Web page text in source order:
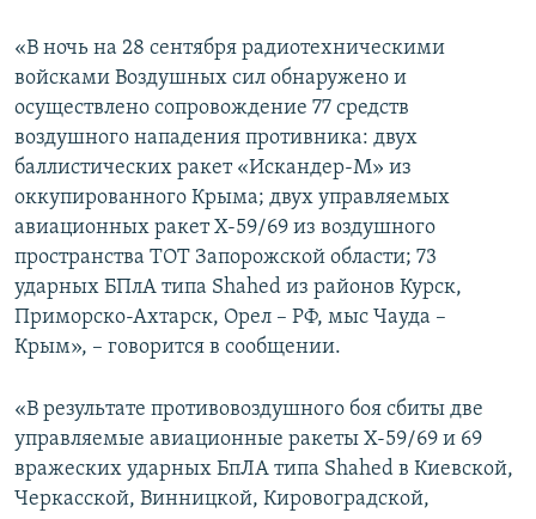
«В ночь на 28 сентября радиотехническими
войсками Воздушных сил обнаружено и
осуществлено сопровождение 77 средств
воздушного нападения противника: двух
баллистических ракет «Искандер-М» из
оккупированного Крыма; двух управляемых
авиационных ракет Х-59/69 из воздушного
пространства ТОТ Запорожской области; 73
ударных БПлА типа Shahed из районов Курск,
Приморско-Ахтарск, Орел – РФ, мыс Чауда –
Крым», – говорится в сообщении.
«В результате противовоздушного боя сбиты две
управляемые авиационные ракеты Х-59/69 и 69
вражеских ударных БпЛА типа Shahed в Киевской,
Черкасской, Винницкой, Кировоградской,